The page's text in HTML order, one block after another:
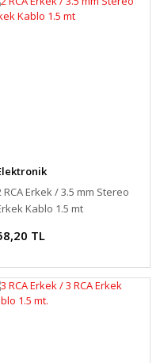
RCA Erkek / 3.5 mm Stereo
Kablo 1.5 mt
TL